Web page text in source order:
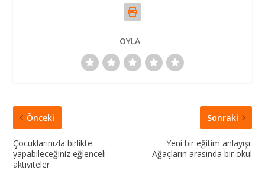
OYLA
Önceki
Çocuklarınızla birlikte
yapabileceğiniz eğlenceli
aktiviteler
Sonraki
Yeni bir eğitim anlayışı:
Ağaçların arasında bir okul